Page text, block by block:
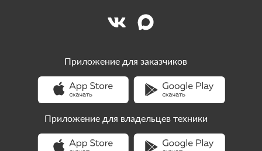
Приложение для заказчиков
Приложение для владельцев техники